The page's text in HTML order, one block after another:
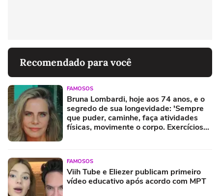
Recomendado para você
FAMOSOS
Bruna Lombardi, hoje aos 74 anos, e o
segredo de sua longevidade: 'Sempre
que puder, caminhe, faça atividades
físicas, movimente o corpo. Exercícios
FAMOSOS
Viih Tube e Eliezer publicam primeiro
vídeo educativo após acordo com MPT